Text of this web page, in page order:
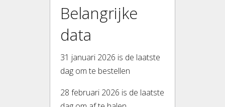
Belangrijke
data
31 januari 2026 is de laatste
dag om te bestellen
28 februari 2026 is de laatste